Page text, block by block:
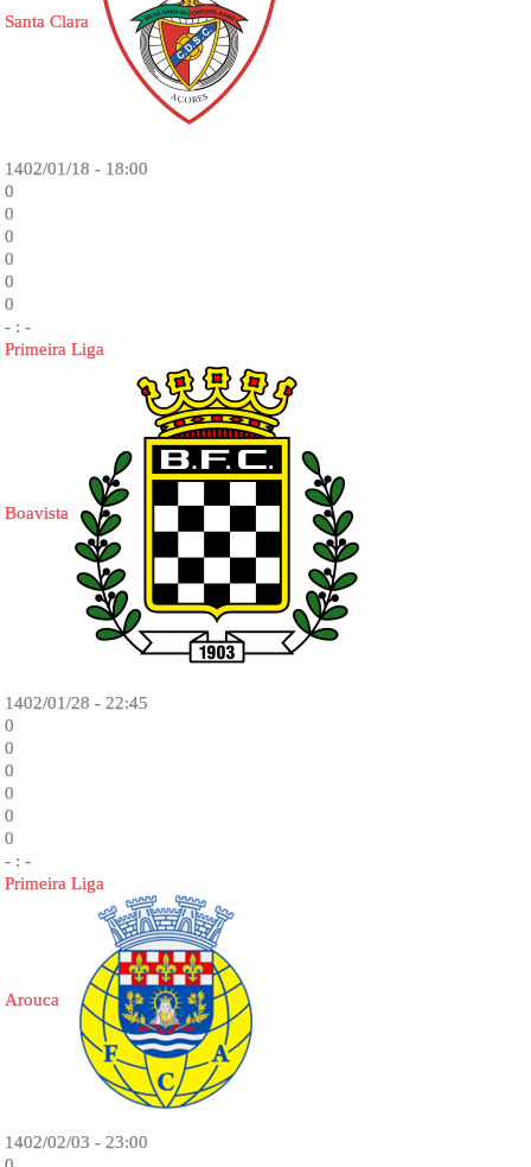
Santa Clara
1402/01/18 - 18:00
0
0
0
0
0
0
- : -
Primeira Liga
Boavista
1402/01/28 - 22:45
0
0
0
0
0
0
- : -
Primeira Liga
Arouca
1402/02/03 - 23:00